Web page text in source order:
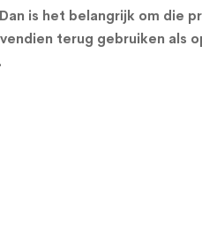
is het belangrijk om die
terug gebruiken als